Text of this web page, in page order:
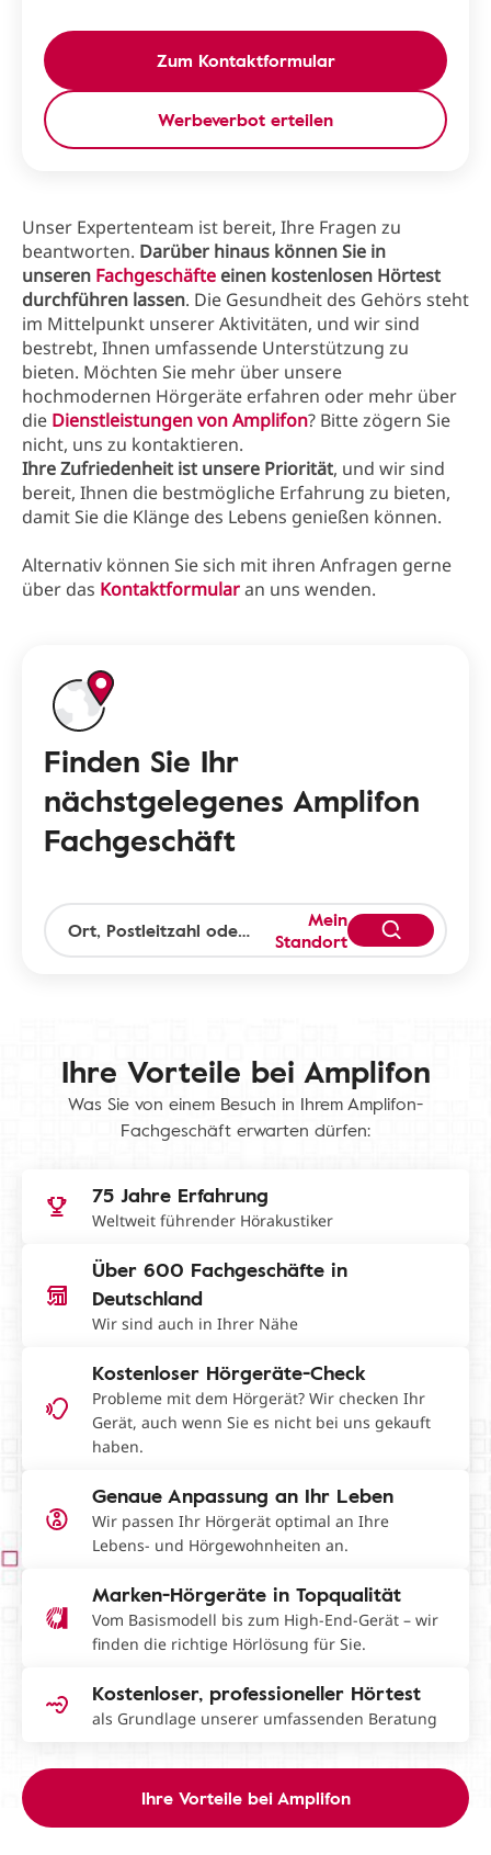
Zum Kontaktformular
Werbeverbot erteilen
Unser Expertenteam ist bereit, Ihre Fragen zu
beantworten. Darüber hinaus können Sie in
unseren Fachgeschäfte einen kostenlosen Hörtest
durchführen lassen. Die Gesundheit des Gehörs steht
im Mittelpunkt unserer Aktivitäten, und wir sind
bestrebt, Ihnen umfassende Unterstützung zu
bieten. Möchten Sie mehr über unsere
hochmodernen Hörgeräte erfahren oder mehr über
die Dienstleistungen von Amplifon? Bitte zögern Sie
nicht, uns zu kontaktieren.
Ihre Zufriedenheit ist unsere Priorität, und wir sind
bereit, Ihnen die bestmögliche Erfahrung zu bieten,
damit Sie die Klänge des Lebens genießen können.
Alternativ können Sie sich mit ihren Anfragen gerne
über das Kontaktformularan uns wenden.
Finden Sie Ihr
nächstgelegenes Amplifon
Fachgeschäft
Mein
Standort
Ihre Vorteile bei Amplifon
Was Sie von einem Besuch in Ihrem Amplifon-
Fachgeschäft erwarten dürfen:
75 Jahre Erfahrung
Weltweit führender Hörakustiker
Über 600 Fachgeschäfte in
Deutschland
Wir sind auch in Ihrer Nähe
Kostenloser Hörgeräte-Check
Probleme mit dem Hörgerät? Wir checken Ihr
Gerät, auch wenn Sie es nicht bei uns gekauft
haben.
Genaue Anpassung an Ihr Leben
Wir passen Ihr Hörgerät optimal an Ihre
Lebens- und Hörgewohnheiten an.
Marken-Hörgeräte in Topqualität
Vom Basismodell bis zum High-End-Gerät – wir
finden die richtige Hörlösung für Sie.
Kostenloser, professioneller Hörtest
als Grundlage unserer umfassenden Beratung
Ihre Vorteile bei Amplifon